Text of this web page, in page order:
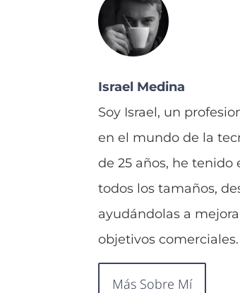
Israel Medina
Soy Israel, un
en el mundo de la
de 25 años, he
todos los tamaños,
ayudándolas a
objetivos comerciales.
Más Sobre Mí